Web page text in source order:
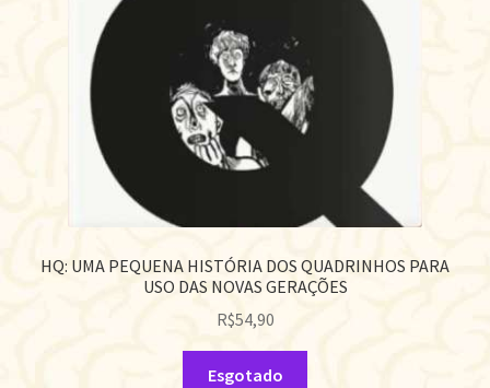
HQ: UMA PEQUENA HISTÓRIA DOS QUADRINHOS PARA
USO DAS NOVAS GERAÇÕES
R$54,90
Esgotado